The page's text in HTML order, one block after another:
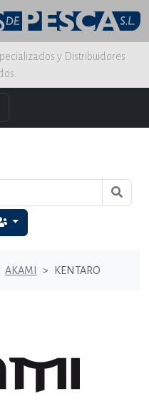
y Distribuidores
AKAMI KENTARO